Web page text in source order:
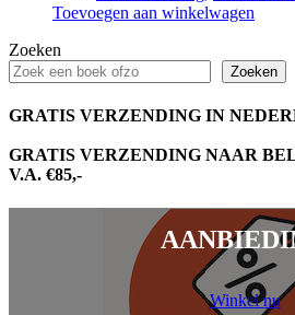
Toevoegen aan winkelwagen
Zoeken
Zoeken
GRATIS VERZENDING IN
GRATIS VERZENDING NAAR
V.A. €85,-
Winkel nu